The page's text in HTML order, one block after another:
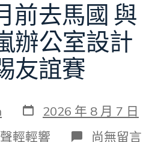
前去馬國 與
辦公室設計
友誼賽
發
表
日
2026 年 8 月 7 日
輕輕響 在
尚無留言